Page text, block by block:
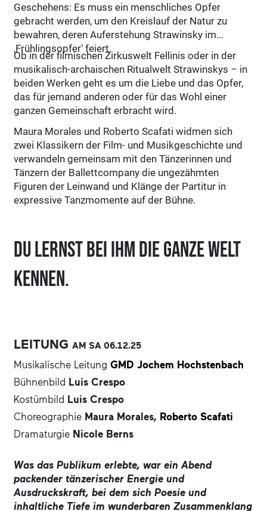
Geschehens: Es muss ein menschliches Opfer
gebracht werden, um den Kreislauf der Natur zu
bewahren, deren Auferstehung Strawinsky im
‚Frühlingsopfer‘ feiert.
Ob in der filmischen Zirkuswelt Fellinis oder in der
musikalisch-archaischen Ritualwelt Strawinskys – in
beiden Werken geht es um die Liebe und das Opfer,
das für jemand anderen oder für das Wohl einer
ganzen Gemeinschaft erbracht wird.
Maura Morales und Roberto Scafati widmen sich
zwei Klassikern der Film- und Musikgeschichte und
verwandeln gemeinsam mit den Tänzerinnen und
Tänzern der Ballettcompany die ungezähmten
Figuren der Leinwand und Klänge der Partitur in
expressive Tanzmomente auf der Bühne.
Du lernst bei ihm die ganze Welt
kennen.
LEITUNGAM SA06.12.25
Musikalische Leitung GMD Jochem Hochstenbach
Bühnenbild Luis Crespo
Kostümbild Luis Crespo
Choreographie Maura Morales, Roberto Scafati
Dramaturgie Nicole Berns
Was das Publikum erlebte, war ein Abend
packender tänzerischer Energie und
Ausdruckskraft, bei dem sich Poesie und
inhaltliche Tiefe im wunderbaren Zusammenklang